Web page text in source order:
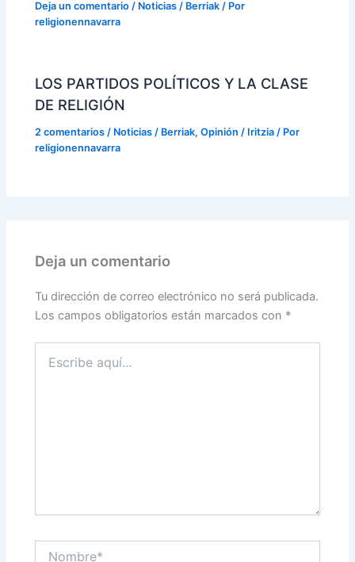
Deja un comentario / Noticias / Berriak / Por
religionennavarra
LOS PARTIDOS POLÍTICOS Y LA CLASE
DE RELIGIÓN
2 comentarios / Noticias / Berriak,Opinión / Iritzia / Por
religionennavarra
Deja un comentario
Tu dirección de correo electrónico no será publicada.
Los campos obligatorios están marcados con *
aquí...